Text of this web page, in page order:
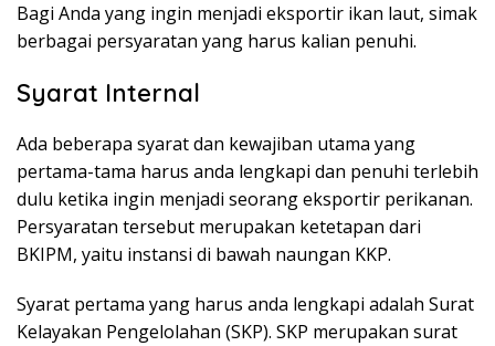
Bagi Anda yang ingin menjadi eksportir ikan laut, simak
berbagai persyaratan yang harus kalian penuhi.
Syarat Internal
Ada beberapa syarat dan kewajiban utama yang
pertama-tama harus anda lengkapi dan penuhi terlebih
dulu ketika ingin menjadi seorang eksportir perikanan.
Persyaratan tersebut merupakan ketetapan dari
BKIPM, yaitu instansi di bawah naungan KKP.
Syarat pertama yang harus anda lengkapi adalah Surat
Kelayakan Pengelolahan (SKP). SKP merupakan surat